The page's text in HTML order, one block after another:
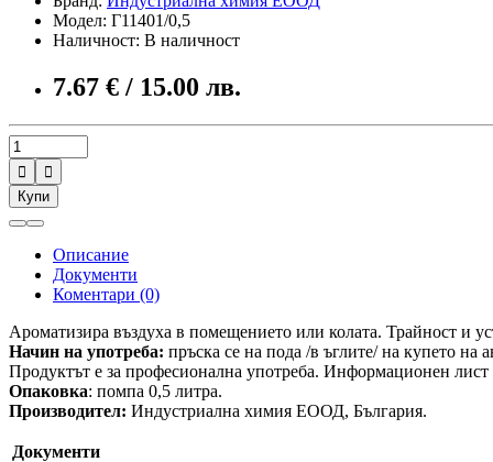
Модел: Г11401/0,5
Наличност: В наличност
7.67 € / 15.00 лв.


Купи
Описание
Документи
Коментари (0)
Ароматизира въздуха в помещението или колата. Трайност и
Начин на употреба: пръска се на пода /в ъглите/ на купето на
Продуктът е за професионална употреба. Информационен лист
Опаковка: помпа 0,5 литра.
Производител: Индустриална химия ЕООД, България.
Документи